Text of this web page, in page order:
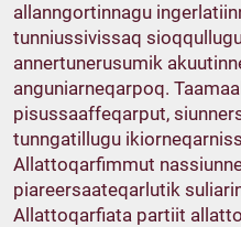
allanngortinnagu
tunniussivissaq
annertunerusumik
anguniarneqarpoq.
pisussaaffeqarput,
tunngatillugu
Allattoqarfimmut
piareersaateqarlutik
Allattoqarfiata partiit